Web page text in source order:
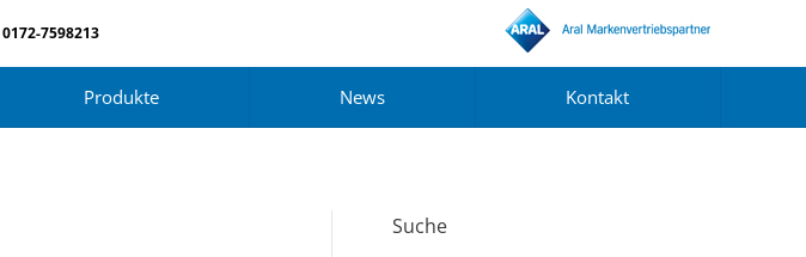
0172-7598213
Produkte News Kontakt
Suche